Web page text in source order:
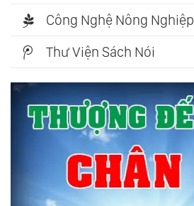
Công Nghệ Nông Nghiệp
Thư Viện Sách Nói